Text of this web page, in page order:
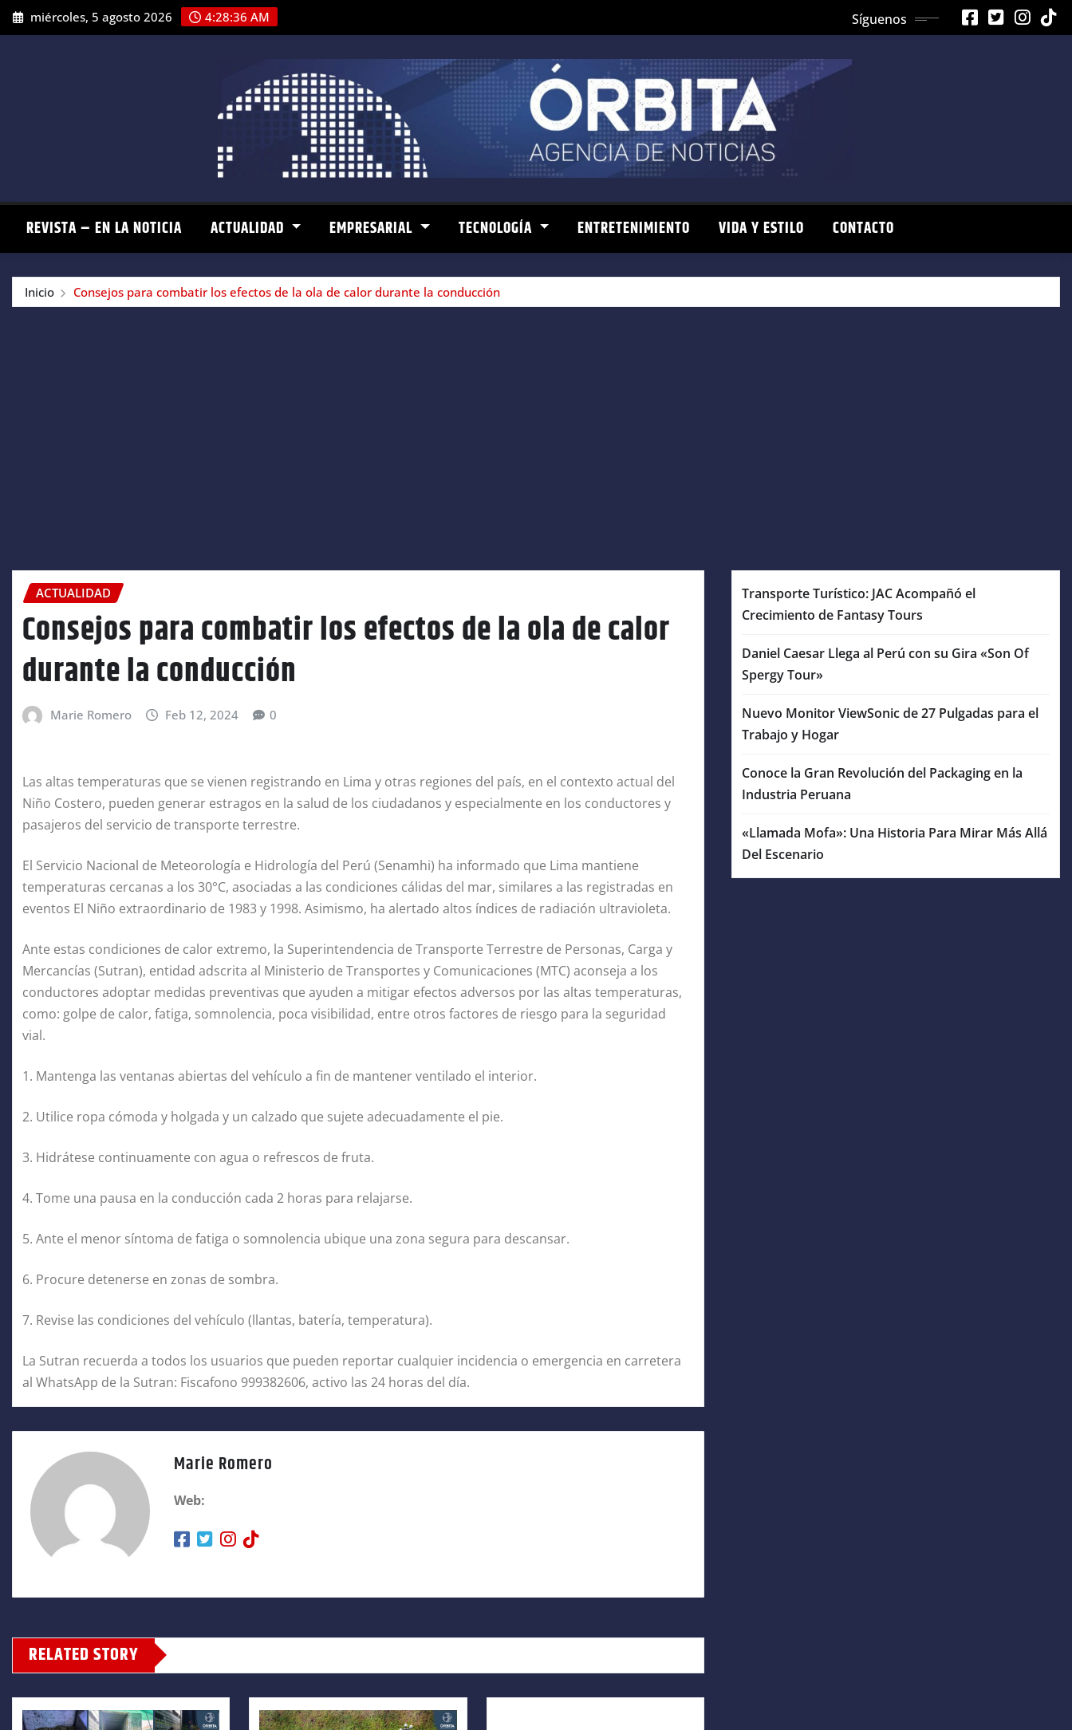
Saltar
al
miércoles, 5 agosto 2026 4:28:37 AM Síguenos
REVISTA – EN LA NOTICIA ACTUALIDAD EMPRESARIAL TECNOLOGÍA ENTRETENIMIENTO VIDA Y ESTILO CONTACTO
Inicio Consejos para combatir los efectos de la ola de calor durante la conducción
ACTUALIDAD
Consejos para combatir los efectos de la ola de calor
durante la conducción
Marie Romero Feb 12, 2024 0
Las altas temperaturas que se vienen registrando en Lima y otras regiones del país, en el contexto actual del
Niño Costero, pueden generar estragos en la salud de los ciudadanos y especialmente en los conductores y
pasajeros del servicio de transporte terrestre.
El Servicio Nacional de Meteorología e Hidrología del Perú (Senamhi) ha informado que Lima mantiene
temperaturas cercanas a los 30°C, asociadas a las condiciones cálidas del mar, similares a las registradas en
eventos El Niño extraordinario de 1983 y 1998. Asimismo, ha alertado altos índices de radiación ultravioleta.
Ante estas condiciones de calor extremo, la Superintendencia de Transporte Terrestre de Personas, Carga y
Mercancías (Sutran), entidad adscrita al Ministerio de Transportes y Comunicaciones (MTC) aconseja a los
conductores adoptar medidas preventivas que ayuden a mitigar efectos adversos por las altas temperaturas,
como: golpe de calor, fatiga, somnolencia, poca visibilidad, entre otros factores de riesgo para la seguridad
vial.
1. Mantenga las ventanas abiertas del vehículo a fin de mantener ventilado el interior.
2. Utilice ropa cómoda y holgada y un calzado que sujete adecuadamente el pie.
3. Hidrátese continuamente con agua o refrescos de fruta.
4. Tome una pausa en la conducción cada 2 horas para relajarse.
5. Ante el menor síntoma de fatiga o somnolencia ubique una zona segura para descansar.
6. Procure detenerse en zonas de sombra.
7. Revise las condiciones del vehículo (llantas, batería, temperatura).
La Sutran recuerda a todos los usuarios que pueden reportar cualquier incidencia o emergencia en carretera
al WhatsApp de la Sutran: Fiscafono 999382606, activo las 24 horas del día.
Marie Romero
Web:
RELATED STORY
Transporte Turístico: JAC Acompañó el
Crecimiento de Fantasy Tours
Daniel Caesar Llega al Perú con su Gira «Son Of
Spergy Tour»
Nuevo Monitor ViewSonic de 27 Pulgadas para el
Trabajo y Hogar
Conoce la Gran Revolución del Packaging en la
Industria Peruana
«Llamada Mofa»: Una Historia Para Mirar Más Allá
Del Escenario